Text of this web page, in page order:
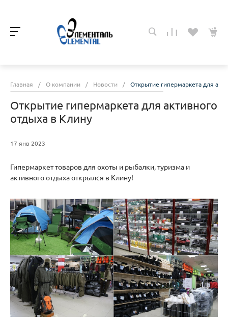
Главная / О компании / Новости / Открытие гипермаркета для
Открытие гипермаркета для активного
отдыха в Клину
17 янв 2023
Гипермаркет товаров для охоты и рыбалки, туризма и
активного отдыха открылся в Клину!